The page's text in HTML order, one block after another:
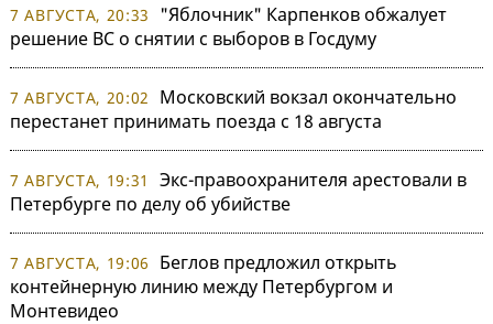
7 АВГУСТА, 20:33
"Яблочник" Карпенков обжалует
решение ВС о снятии с выборов в Госдуму
7 АВГУСТА, 20:02
Московский вокзал окончательно
перестанет принимать поезда с 18 августа
7 АВГУСТА, 19:31
Экс-правоохранителя арестовали в
Петербурге по делу об убийстве
7 АВГУСТА, 19:06
Беглов предложил открыть
контейнерную линию между Петербургом и
Монтевидео